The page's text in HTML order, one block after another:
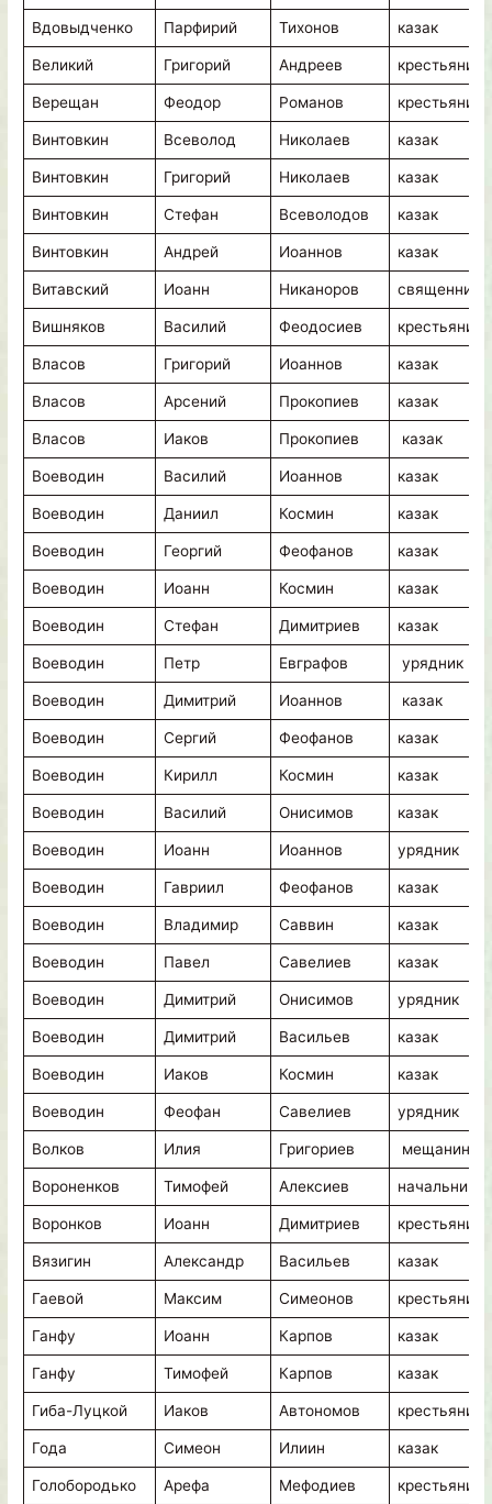
Вдовыдченко Парфирий Тихонов казак
Великий Григорий Андреев крестьянин
Верещан Феодор Романов крестьянин
Винтовкин Всеволод Николаев казак
Винтовкин Григорий Николаев казак
Винтовкин Стефан Всеволодов казак
Винтовкин Андрей Иоаннов казак
Витавский Иоанн Никаноров священник
Вишняков Василий Феодосиев крестьянин
Власов Григорий Иоаннов казак
Власов Арсений Прокопиев казак
Власов Иаков Прокопиев казак
Воеводин Василий Иоаннов казак
Воеводин Даниил Космин казак
Воеводин Георгий Феофанов казак
Воеводин Иоанн Космин казак
Воеводин Стефан Димитриев казак
Воеводин Петр Евграфов урядник
Воеводин Димитрий Иоаннов казак
Воеводин Сергий Феофанов казак
Воеводин Кирилл Космин казак
Воеводин Василий Онисимов казак
Воеводин Иоанн Иоаннов урядник
Воеводин Гавриил Феофанов казак
Воеводин Владимир Саввин казак
Воеводин Павел Савелиев казак
Воеводин Димитрий Онисимов урядник
Воеводин Димитрий Васильев казак
Воеводин Иаков Космин казак
Воеводин Феофан Савелиев урядник
Волков Илия Григориев мещанин
Вороненков Тимофей Алексиев начальник
Воронков Иоанн Димитриев крестьянин
Вязигин Александр Васильев казак
Гаевой Максим Симеонов крестьянин
Ганфу Иоанн Карпов казак
Ганфу Тимофей Карпов казак
Гиба-Луцкой Иаков Автономов крестьянин
Года Симеон Илиин казак
Голобородько Арефа Мефодиев крестьянин